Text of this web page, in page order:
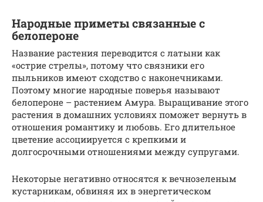
Народные приметы связанные с
белопероне
Название растения переводится с латыни как
«острие стрелы», потому что связники его
пыльников имеют сходство с наконечниками.
Поэтому многие народные поверья называют
белопероне – растением Амура. Выращивание этого
растения в домашних условиях поможет вернуть в
отношения романтику и любовь. Его длительное
цветение ассоциируется с крепкими и
долгосрочными отношениями между супругами.
Некоторые негативно относятся к вечнозеленым
кустарникам, обвиняя их в энергетическом